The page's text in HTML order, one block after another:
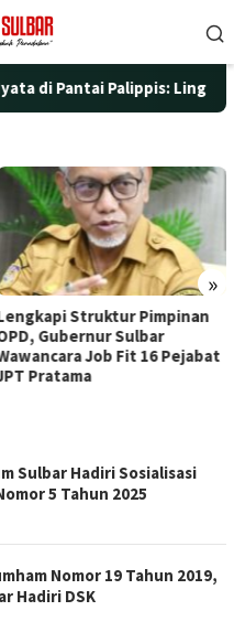
Pantai Palippis:
»
Struktur Pimpinan
Gubernur Sulbar
Job Fit 16 Pejabat
Pratama
Sulbar Hadiri Sosialisasi
5 Tahun 2025
Nomor 19 Tahun 2019,
Hadiri DSK